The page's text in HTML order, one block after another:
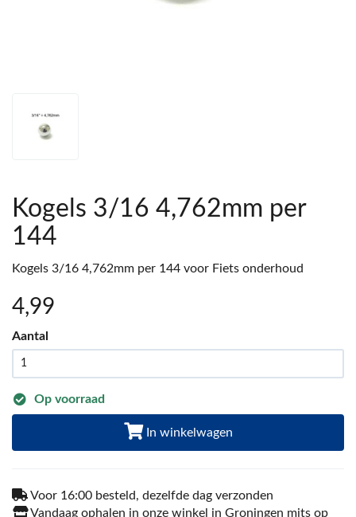
Kogels 3/16 4,762mm per
144
Kogels 3/16 4,762mm per 144 voor Fiets onderhoud
4,99
Aantal
Op voorraad
In winkelwagen
Voor 16:00 besteld, dezelfde dag verzonden
Vandaag ophalen in onze winkel in Groningen mits op